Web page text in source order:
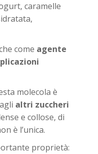
caramelle
come agente
molecola è
altri zuccheri
e collose, di
è l’unica.
proprietà: